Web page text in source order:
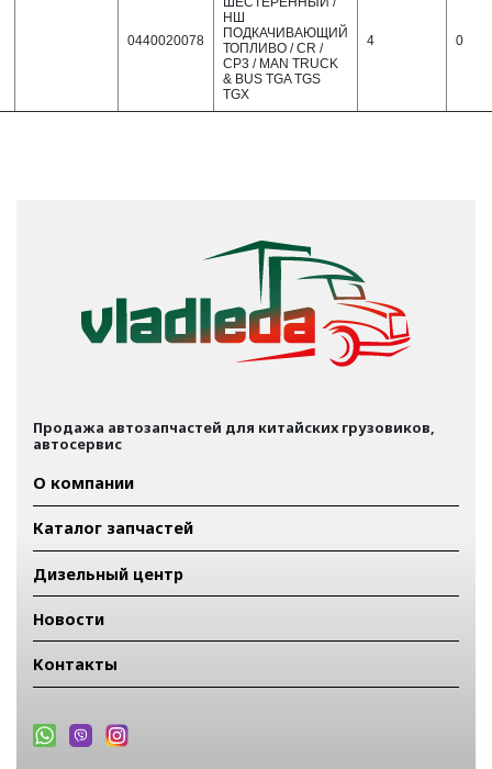
0440020078
НШ
ПОДКАЧИВАЮЩИЙ
ТОПЛИВО / CR /
CP3 / MAN TRUCK
& BUS TGA TGS
TGX
4 0
Продажа автозапчастей для китайских грузовиков,
автосервис
О компании
Каталог запчастей
Дизельный центр
Новости
Контакты